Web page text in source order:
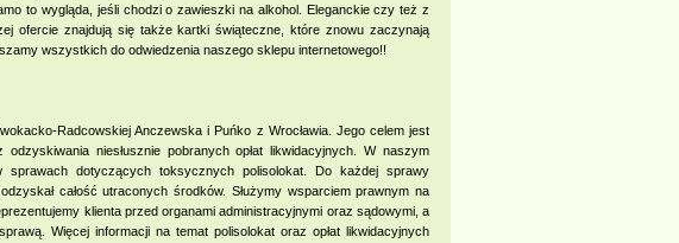
to wygląda, jeśli chodzi o zawieszki na alkohol. Eleganckie czy też z
ofercie znajdują się także kartki świąteczne, które znowu zaczynają
wszystkich do odwiedzenia naszego sklepu internetowego!!
Radcowskiej Anczewska i Puńko z Wrocławia. Jego celem jest
niesłusznie pobranych opłat likwidacyjnych. W naszym
dotyczących toksycznych polisolokat. Do każdej sprawy
całość utraconych środków. Służymy wsparciem prawnym na
klienta przed organami administracyjnymi oraz sądowymi, a
Więcej informacji na temat polisolokat oraz opłat likwidacyjnych